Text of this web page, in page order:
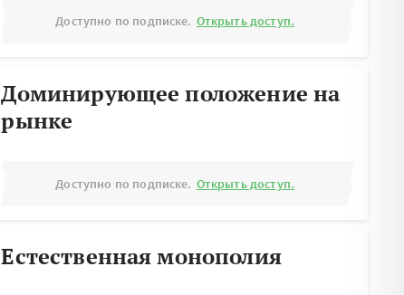
Доступно по подписке. Открыть доступ.
Доминирующее положение на
рынке
Доступно по подписке. Открыть доступ.
Естественная монополия